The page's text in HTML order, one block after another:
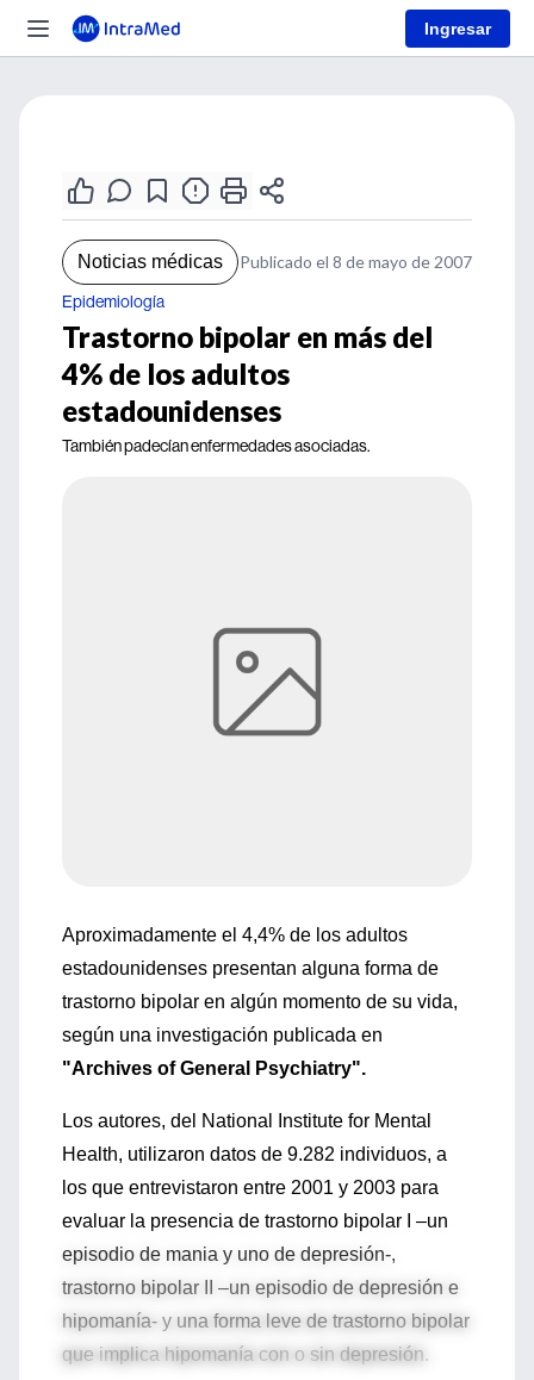
Ingresar
Noticias médicas Publicado el 8 de mayo de 2007
Epidemiología
Trastorno bipolar en más del
4% de los adultos
estadounidenses
También padecían enfermedades asociadas.
Aproximadamente el 4,4% de los adultos
estadounidenses presentan alguna forma de
trastorno bipolar en algún momento de su vida,
según una investigación publicada en
"Archives of General Psychiatry".
Los autores, del National Institute for Mental
Health, utilizaron datos de 9.282 individuos, a
los que entrevistaron entre 2001 y 2003 para
evaluar la presencia de trastorno bipolar I –un
episodio de mania y uno de depresión-,
trastorno bipolar II –un episodio de depresión e
hipomanía- y una forma leve de trastorno bipolar
que implica hipomanía con o sin depresión.